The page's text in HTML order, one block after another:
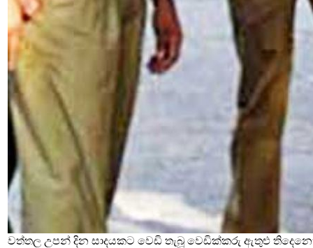
වත්තල උපන් දින සාදයකට වෙඩි තැබූ වෙඩික්කරු ඇතුළු